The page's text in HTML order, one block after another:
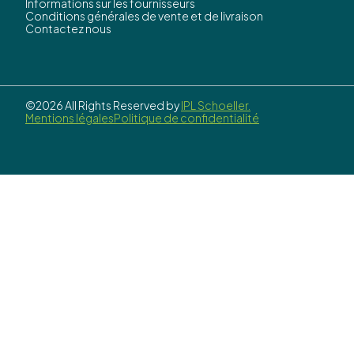
Informations sur les fournisseurs
Conditions générales de vente et de livraison
Contactez nous
©2026 All Rights Reserved byIPL Schoeller.
Mentions légalesPolitique de confidentialité